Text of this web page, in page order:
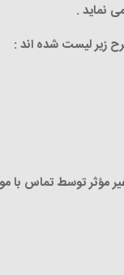
نماید .
زیر لیست شده اند :
مؤثر توسط تماس با